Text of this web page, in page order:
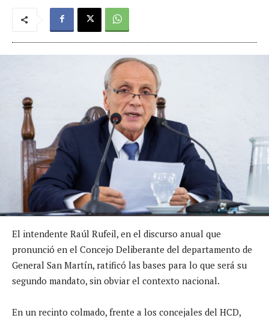
El intendente Raúl Rufeil, en el discurso anual que
pronunció en el Concejo Deliberante del departamento de
General San Martín, ratificó las bases para lo que será su
segundo mandato, sin obviar el contexto nacional.
En un recinto colmado, frente a los concejales del HCD,